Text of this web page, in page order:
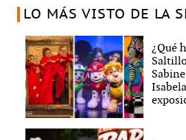
LO MÁS VISTO DE LA
¿Qué